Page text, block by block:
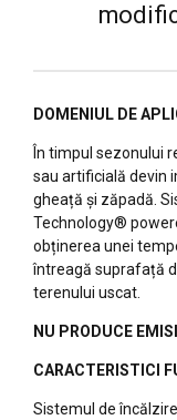
DOMENIUL DE
În timpul sezonului
sau artificială devin
gheață și zăpadă.
Technology®
obținerea unei
întreagă suprafață
terenului uscat.
NU PRODUCE
CARACTERISTICI
Sistemul de